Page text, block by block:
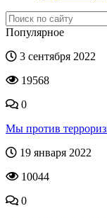
Популярное
3 сентября 2022
19568
0
Мы против
19 января 2022
10044
0